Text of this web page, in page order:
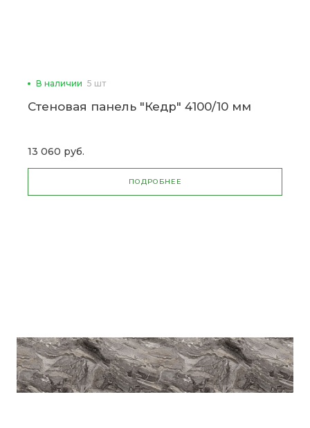
В наличии 5 шт
Стеновая панель "Кедр" 4100/10 мм
13 060 руб.
ПОДРОБНЕЕ